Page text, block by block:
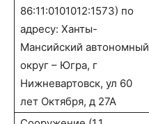
86:11:0101012:1573) по
адресу: Ханты-
Мансийский автономный
округ – Югра, г
Нижневартовск, ул 60
лет Октября, д 27А